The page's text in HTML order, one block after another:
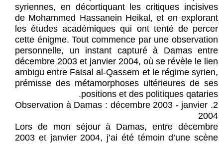
syriennes, en décortiquant les critiques incisives
de Mohammed Hassanein Heikal, et en explorant
les études académiques qui ont tenté de percer
cette énigme. Tout commence par une observation
personnelle, un instant capturé à Damas entre
décembre 2003 et janvier 2004, où se révèle le lien
ambigu entre Faisal al-Qassem et le régime syrien,
prémisse des métamorphoses ultérieures de ses
positions et des politiques qataries.
2. Observation à Damas : décembre 2003 - janvier
2004
Lors de mon séjour à Damas, entre décembre
2003 et janvier 2004, j’ai été témoin d’une scène